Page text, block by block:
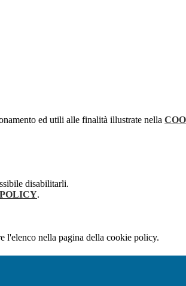
ed utili alle finalità illustrate nella
disabilitarli.
.
l'elenco nella pagina della cookie policy.